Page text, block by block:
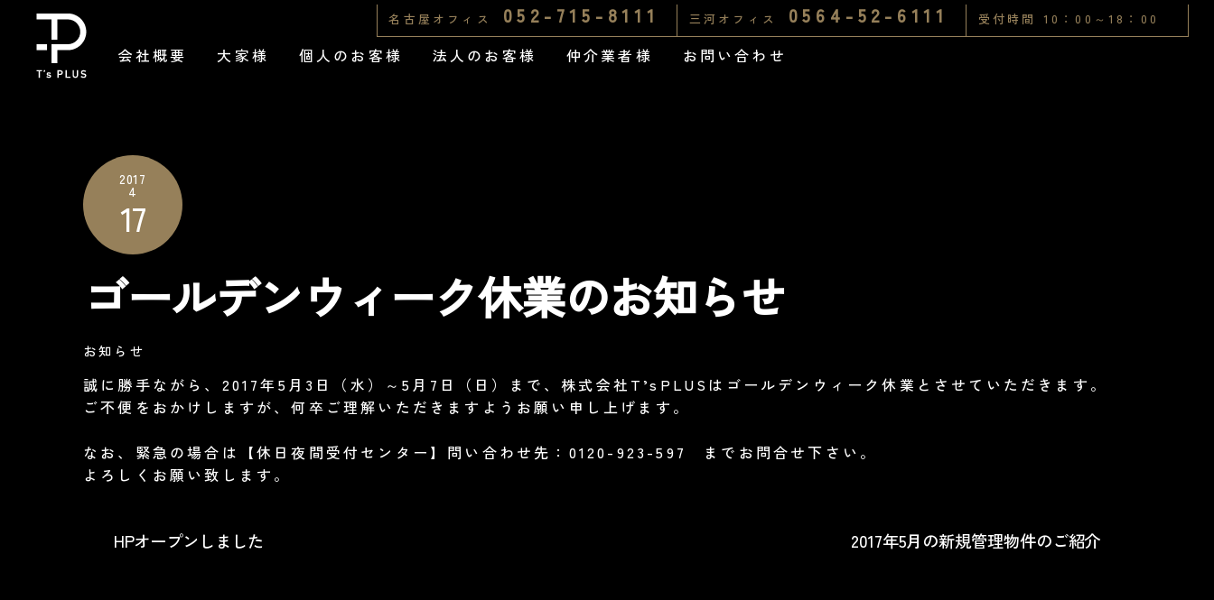
Skip
content
名古屋オフィス 052-715-8111 三河オフィス 0564-52-6111 受付時間 10：00～18：00
会社概要 大家様 個人のお客様 法人のお客様 仲介業者様 お問い合わせ
2017
4
17
ゴールデンウィーク休業のお知らせ
お知らせ
誠に勝手ながら、2017年5月3日（水）～5月7日（日）まで、株式会社T’sPLUSはゴールデンウィーク休業とさせていただきます。
ご不便をおかけしますが、何卒ご理解いただきますようお願い申し上げます。
なお、緊急の場合は【休日夜間受付センター】問い合わせ先：0120-923-597 までお問合せ下さい。
よろしくお願い致します。
HPオープンしました 2017年5月の新規管理物件のご紹介